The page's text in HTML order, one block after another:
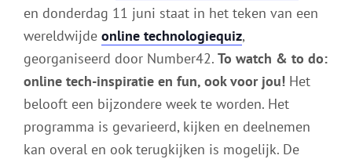
en donderdag 11 juni staat in het teken van een
wereldwijde online technologiequiz,
georganiseerd door Number42. To watch & to do:
online tech-inspiratie en fun, ook voor jou! Het
belooft een bijzondere week te worden. Het
programma is gevarieerd, kijken en deelnemen
kan overal en ook terugkijken is mogelijk. De